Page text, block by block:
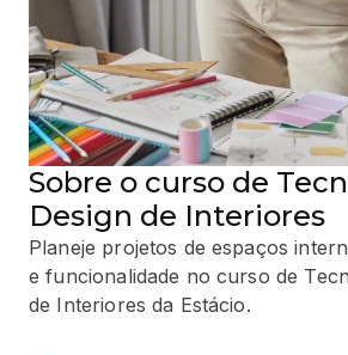
Sobre o curso de
Design de Interiores
Planeje projetos de espaços
e funcionalidade no curso de
de Interiores da Estácio.